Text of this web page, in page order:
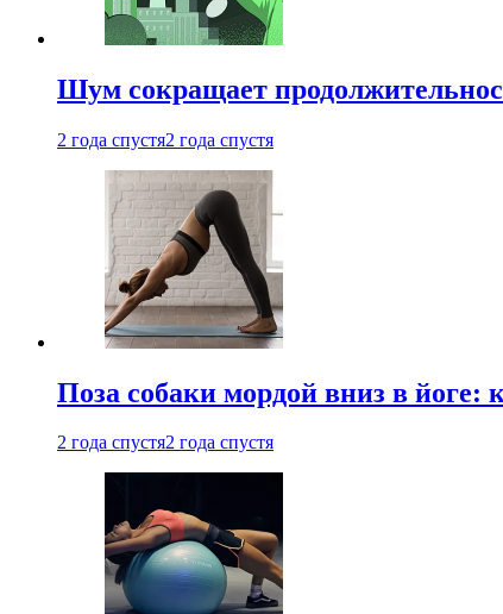
Шум сокращает
2 года спустя2 года спустя
Поза собаки мордой вниз в йоге:
2 года спустя2 года спустя